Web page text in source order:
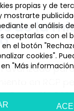
propias y de
mostrarte
el análisis
aceptarlas con el
el botón
cookies".
"Más
de la
Formación RCP